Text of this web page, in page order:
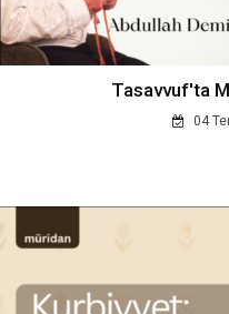
Tasavvuf'ta
04